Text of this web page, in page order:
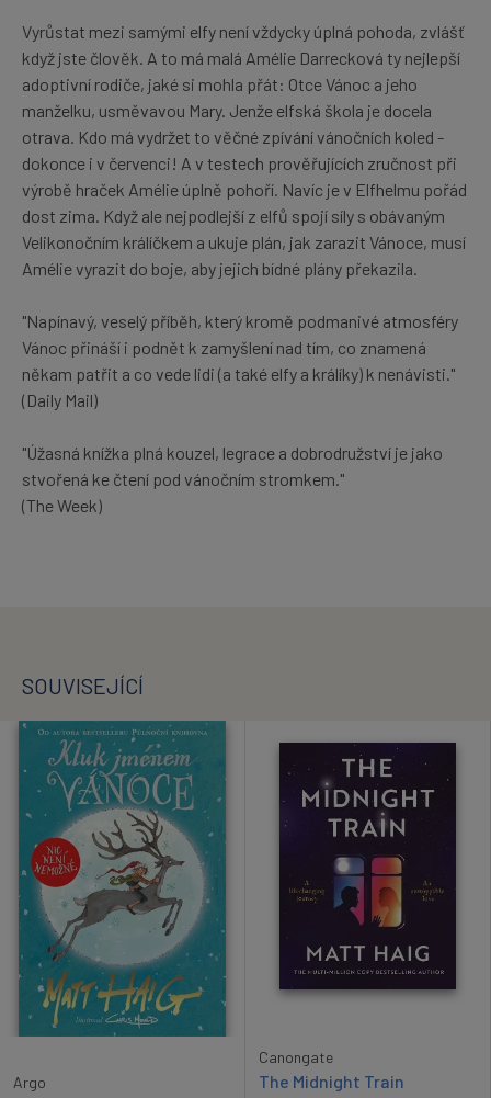
Vyrůstat mezi samými elfy není vždycky úplná pohoda, zvlášť
když jste člověk. A to má malá Amélie Darrecková ty nejlepší
adoptivní rodiče, jaké si mohla přát: Otce Vánoc a jeho
manželku, usměvavou Mary. Jenže elfská škola je docela
otrava. Kdo má vydržet to věčné zpívání vánočních koled -
dokonce i v červenci! A v testech prověřujících zručnost při
výrobě hraček Amélie úplně pohoří. Navíc je v Elfhelmu pořád
dost zima. Když ale nejpodlejší z elfů spojí síly s obávaným
Velikonočním králíčkem a ukuje plán, jak zarazit Vánoce, musí
Amélie vyrazit do boje, aby jejich bídné plány překazila.
"Napínavý, veselý příběh, který kromě podmanivé atmosféry
Vánoc přináší i podnět k zamyšlení nad tím, co znamená
někam patřit a co vede lidi (a také elfy a králíky) k nenávisti."
(Daily Mail)
"Úžasná knížka plná kouzel, legrace a dobrodružství je jako
stvořená ke čtení pod vánočním stromkem."
(The Week)
SOUVISEJÍCÍ
Argo
Canongate
The Midnight Train